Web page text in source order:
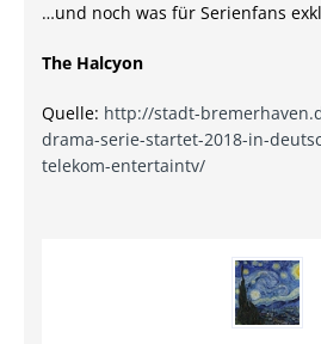
…und noch was für Serienfans
The Halcyon
Quelle: http://stadt-
drama-serie-startet-2018-in-
telekom-entertaintv/